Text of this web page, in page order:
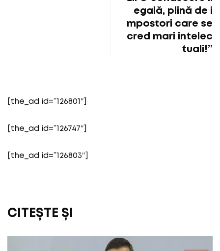
egală, plină de i
mpostori care se
cred mari intelec
tuali!”
[the_ad id=”126801″]
[the_ad id=”126747″]
[the_ad id=”126803″]
CITEȘTE ȘI